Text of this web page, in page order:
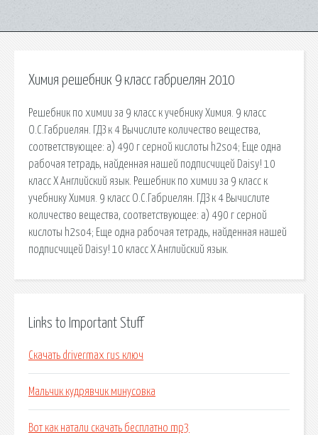
Химия решебник 9 класс габриелян 2010
Решебник по химии за 9 класс к учебнику Химия. 9 класс
О.С.Габриелян. ГДЗ к 4 Вычислите количество вещества,
соответствующее: а) 490 г серной кислоты h2so4; Еще одна
рабочая тетрадь, найденная нашей подписчицей Daisy! 10
класс X Английский язык. Решебник по химии за 9 класс к
учебнику Химия. 9 класс О.С.Габриелян. ГДЗ к 4 Вычислите
количество вещества, соответствующее: а) 490 г серной
кислоты h2so4; Еще одна рабочая тетрадь, найденная нашей
подписчицей Daisy! 10 класс X Английский язык.
Links to Important Stuff
Скачать drivermax rus ключ
Мальчик кудрявчик минусовка
Вот как натали скачать бесплатно mp3